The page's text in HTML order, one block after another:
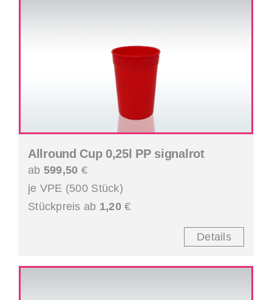
Allround Cup 0,25l PP signalrot
ab 599,50 €
je VPE (500 Stück)
Stückpreis ab 1,20€
Details